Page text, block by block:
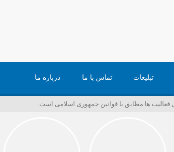
تبلیغات تماس با ما درباره ما
فعالیت ها مطابق با قوانین جمهوری اسلامی است.